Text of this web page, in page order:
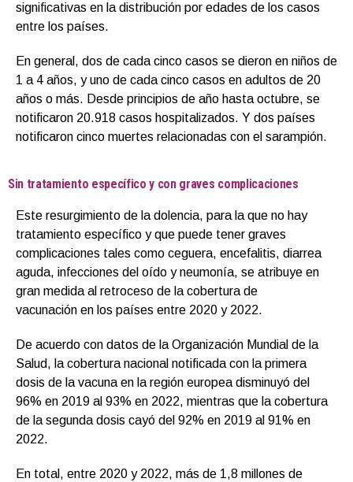
significativas en la distribución por edades de los casos
entre los países.
En general, dos de cada cinco casos se dieron en niños de
1 a 4 años, y uno de cada cinco casos en adultos de 20
años o más. Desde principios de año hasta octubre, se
notificaron 20.918 casos hospitalizados. Y dos países
notificaron cinco muertes relacionadas con el sarampión.
Sin tratamiento específico y con graves complicaciones
Este resurgimiento de la dolencia, para la que no hay
tratamiento específico y que puede tener graves
complicaciones tales como ceguera, encefalitis, diarrea
aguda, infecciones del oído y neumonía, se atribuye en
gran medida al retroceso de la cobertura de
vacunación en los países entre 2020 y 2022.
De acuerdo con datos de la Organización Mundial de la
Salud, la cobertura nacional notificada con la primera
dosis de la vacuna en la región europea disminuyó del
96% en 2019 al 93% en 2022, mientras que la cobertura
de la segunda dosis cayó del 92% en 2019 al 91% en
2022.
En total, entre 2020 y 2022, más de 1,8 millones de